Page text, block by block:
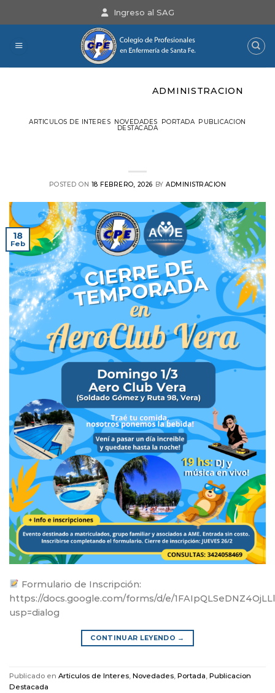
Ingreso al SAG
ADMINISTRACION
ARTICULOS DE INTERES NOVEDADES PORTADA PUBLICACION
DESTACADA
POSTED ON 18 FEBRERO, 2026 BYADMINISTRACION
18
Feb
Formulario de Inscripción:
https://docs.google.com/forms/d/e/
usp=dialog
CONTINUAR LEYENDO →
Publicado en Articulos de Interes, Novedades, Portada, Publicacion
Destacada